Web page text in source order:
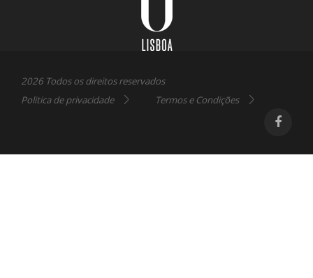
2026 Todos os direitos reservados
Politica de privacidade
Termos e Condições